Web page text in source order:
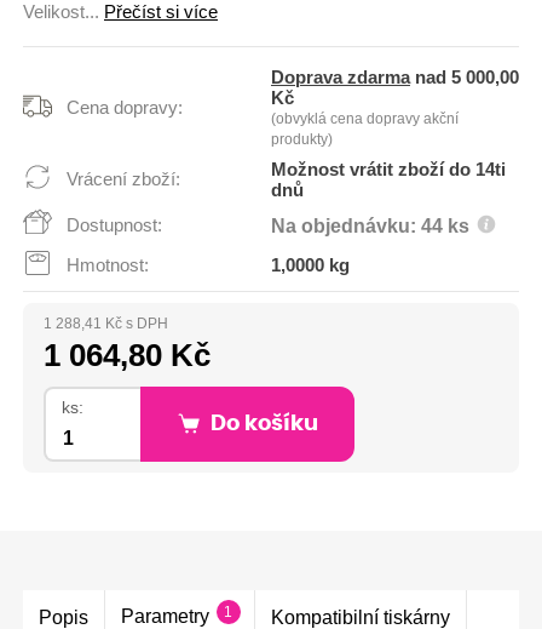
Velikost... Přečíst si více
Cena dopravy:
Doprava zdarmanad 5 000,00
Kč
(obvyklá cena dopravy akční
produkty)
Vrácení zboží:
Možnost vrátit zboží do 14ti
dnů
Dostupnost:
Na objednávku: 44 ks
Hmotnost: 1,0000 kg
1 288,41 Kč s DPH
1 064,80 Kč
ks:
Do košíku
Popis Parametry 1 Kompatibilní tiskárny